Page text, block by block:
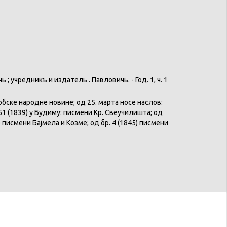
учредникъ и издатель Ө. Павловичь. - Год. 1, ч. 1
народне новине; од 25. марта носе наслов:
(1839) у Будиму: писмени Кр. Свеучилишта; од
Бајмела и Козме; од бр. 4 (1845) писмени